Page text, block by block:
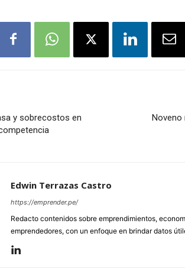
y sobrecostos en
Noveno
Edwin Terrazas Castro
https://emprender.pe/
Redacto contenidos sobre emprendimientos,
emprendedores, con un enfoque en brindar datos